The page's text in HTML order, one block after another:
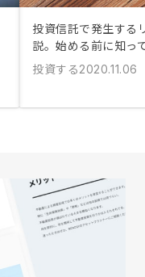
投資信託で発生する
説。始める前に知っ
投資する2020.11.06